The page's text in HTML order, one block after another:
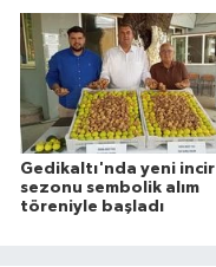
Gedikaltı'nda yeni incir
sezonu sembolik alım
töreniyle başladı